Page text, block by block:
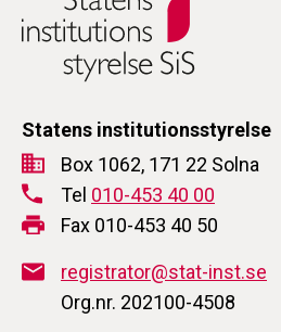
Statens institutionsstyrelse
Box 1062, 171 22 Solna
Tel 010-453 40 00
Fax 010-453 40 50
registrator@stat-inst.se
Org.nr. 202100-4508